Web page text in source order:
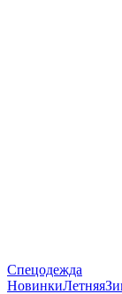
Спецодежда
НовинкиЛетняя